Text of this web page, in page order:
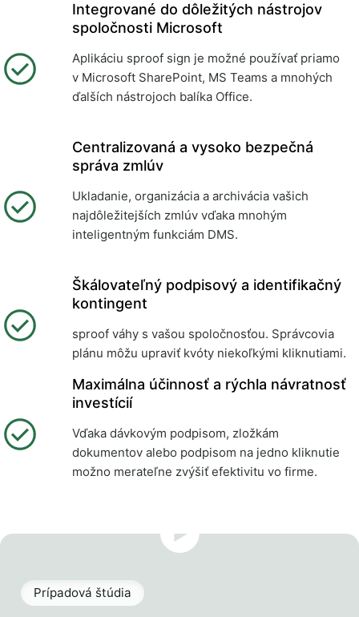
Integrované do dôležitých nástrojov
spoločnosti Microsoft
Aplikáciu sproof sign je možné používať priamo
v Microsoft SharePoint, MS Teams a mnohých
ďalších nástrojoch balíka Office.
Centralizovaná a vysoko bezpečná
správa zmlúv
Ukladanie, organizácia a archivácia vašich
najdôležitejších zmlúv vďaka mnohým
inteligentným funkciám DMS.
Škálovateľný podpisový a identifikačný
kontingent
sproof váhy s vašou spoločnosťou. Správcovia
plánu môžu upraviť kvóty niekoľkými kliknutiami.
Maximálna účinnosť a rýchla návratnosť
investícií
Vďaka dávkovým podpisom, zložkám
dokumentov alebo podpisom na jedno kliknutie
možno merateľne zvýšiť efektivitu vo firme.
Prípadová štúdia